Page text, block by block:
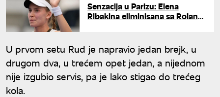
Senzacija u Parizu: Elena
Ribakina eliminisana sa Rolan
U prvom setu Rud je napravio jedan brejk, u
drugom dva, u trećem opet jedan, a nijednom
nije izgubio servis, pa je lako stigao do trećeg
kola.